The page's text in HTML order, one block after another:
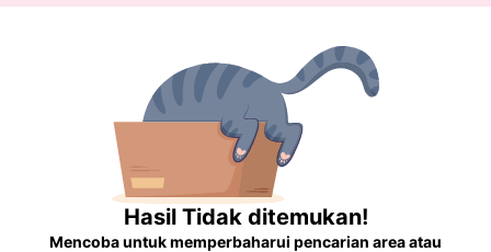
Hasil Tidak ditemukan!
Mencoba untuk memperbaharui pencarian area atau